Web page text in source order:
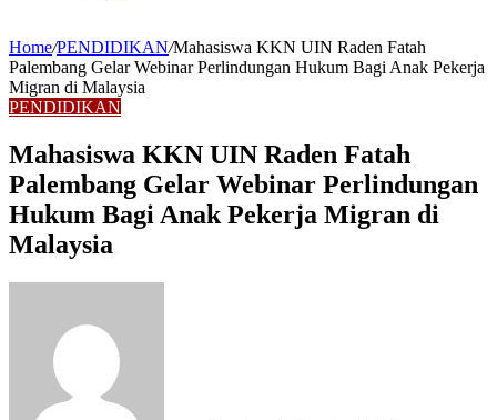
Home/PENDIDIKAN/Mahasiswa KKN UIN Raden Fatah
Palembang Gelar Webinar Perlindungan Hukum Bagi Anak Pekerja
Migran di Malaysia
PENDIDIKAN
Mahasiswa KKN UIN Raden Fatah
Palembang Gelar Webinar Perlindungan
Hukum Bagi Anak Pekerja Migran di
Malaysia